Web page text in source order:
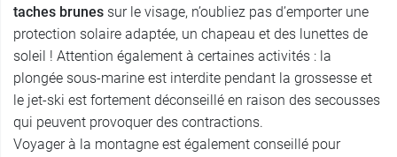
taches brunes sur le visage, n’oubliez pas d’emporter une
protection solaire adaptée, un chapeau et des lunettes de
soleil ! Attention également à certaines activités : la
plongée sous-marine est interdite pendant la grossesse et
le jet-ski est fortement déconseillé en raison des secousses
qui peuvent provoquer des contractions.
Voyager à la montagne est également conseillé pour